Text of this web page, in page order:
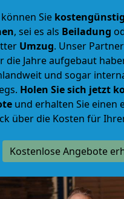
Sie kostengünstig
, sei es als Beiladung
Umzug. Unser
die Jahre aufgebaut
und sogar
Holen Sie sich jetzt
und erhalten Sie einen
über die Kosten für
Kostenlose Angebote